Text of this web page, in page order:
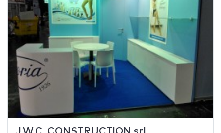
J.W.C. CONSTRUCTION srl